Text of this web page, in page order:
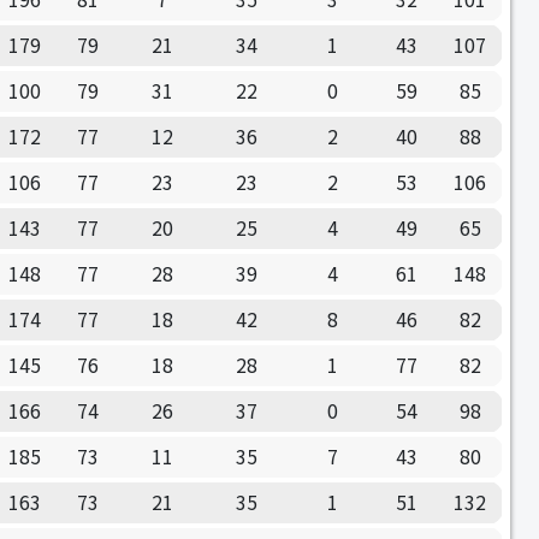
179
79 21 34 1 43
107
100
79 31 22 0 59
85
172
77 12 36 2 40
88
106
77 23 23 2 53
106
143
77 20 25 4 49
65
148
77 28 39 4 61
148
174
77 18 42 8 46
82
145
76 18 28 1 77
82
166
74 26 37 0 54
98
185
73 11 35 7 43
80
163
73 21 35 1 51
132